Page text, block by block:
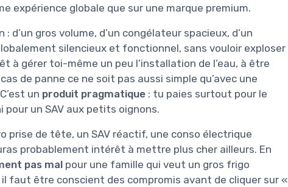
expérience globale que sur une marque premium.
d’un gros volume, d’un congélateur spacieux, d’un
silencieux et fonctionnel, sans vouloir exploser
à gérer toi-même un peu l’installation de l’eau, à être
de panne ce ne soit pas aussi simple qu’avec une
un produit pragmatique : tu paies surtout pour le
un SAV aux petits oignons.
prise de tête, un SAV réactif, une conso électrique
probablement intérêt à mettre plus cher ailleurs. En
pas mal pour une famille qui veut un gros frigo
faut être conscient des compromis avant de cliquer sur «